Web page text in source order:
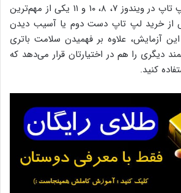
تست سلامت باتری لپ تاپ در ویندوز ۷، ۸، ۱۰ و ۱۱ یکی از مهم‌ترین
از خرید لپ تاپ دست دوم یا آسیب دیدن
این آزمایش، علاوه بر فهمیدن سلامت باتری
دیگری را هم در اختیارتان قرار می‌دهد که
کنید.